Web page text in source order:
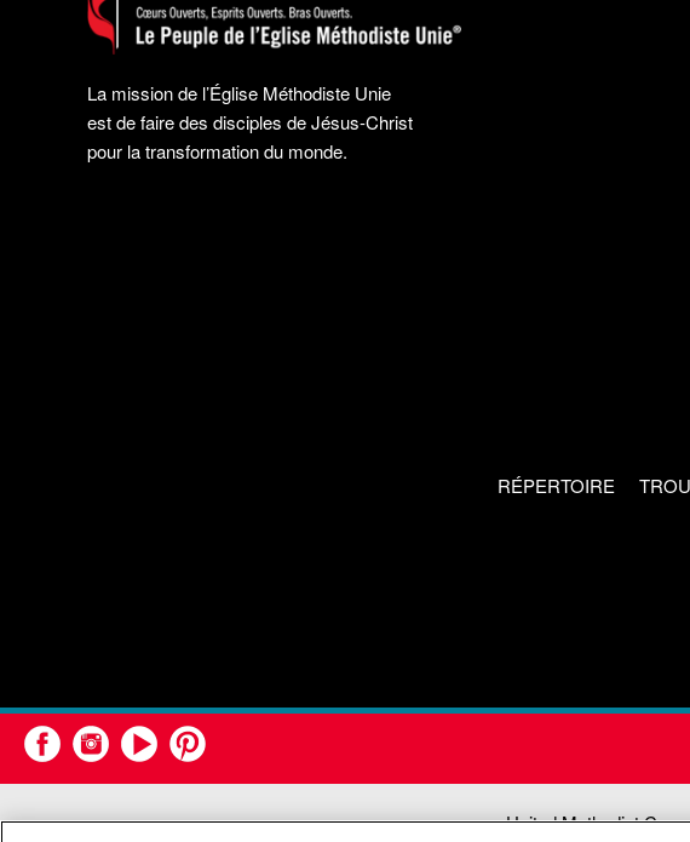
La mission de l’Église Méthodiste Unie
est de faire des disciples de Jésus-Christ
pour la transformation du monde.
RÉPERTOIRE
United Methodist